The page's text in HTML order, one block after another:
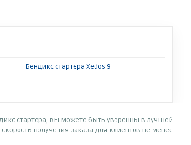
Бендикс стартера Xedos 9
стартера, вы можете быть уверенны в лучшей
получения заказа для клиентов не менее